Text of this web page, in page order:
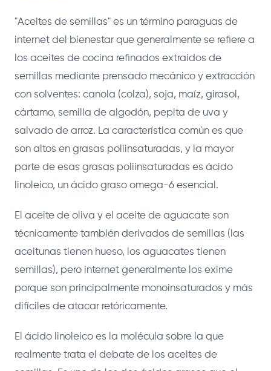
"Aceites de semillas" es un término paraguas de
internet del bienestar que generalmente se refiere a
los aceites de cocina refinados extraídos de
semillas mediante prensado mecánico y extracción
con solventes: canola (colza), soja, maíz, girasol,
cártamo, semilla de algodón, pepita de uva y
salvado de arroz. La característica común es que
son altos en grasas poliinsaturadas, y la mayor
parte de esas grasas poliinsaturadas es ácido
linoleico, un ácido graso omega-6 esencial.
El aceite de oliva y el aceite de aguacate son
técnicamente también derivados de semillas (las
aceitunas tienen hueso, los aguacates tienen
semillas), pero internet generalmente los exime
porque son principalmente monoinsaturados y más
difíciles de atacar retóricamente.
El ácido linoleico es la molécula sobre la que
realmente trata el debate de los aceites de